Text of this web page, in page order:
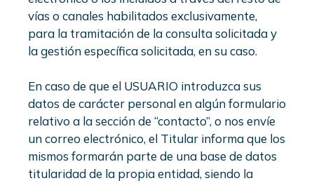
vías o canales habilitados exclusivamente,
para la tramitación de la consulta solicitada y
la gestión específica solicitada, en su caso.
En caso de que el USUARIO introduzca sus
datos de carácter personal en algún formulario
relativo a la sección de “contacto”, o nos envíe
un correo electrónico, el Titular informa que los
mismos formarán parte de una base de datos
titularidad de la propia entidad, siendo la